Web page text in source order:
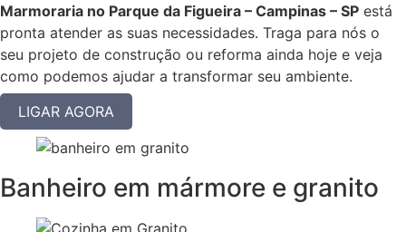
Marmoraria no Parque da Figueira – Campinas – SP está
pronta atender as suas necessidades. Traga para nós o
seu projeto de construção ou reforma ainda hoje e veja
como podemos ajudar a transformar seu ambiente.
LIGAR AGORA
Banheiro em mármore e granito